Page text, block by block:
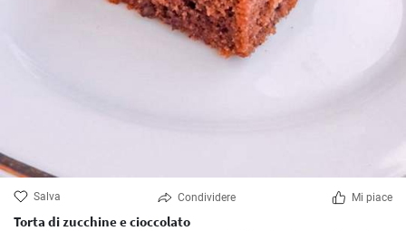
Salva Condividere Mi piace
Torta di zucchine e cioccolato